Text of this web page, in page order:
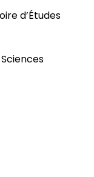
d’Études